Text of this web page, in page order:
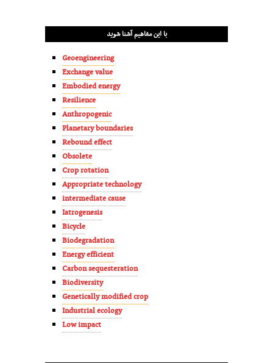
با این مفاهیم آشنا شوید
Geoengineering
Exchange value
Embodied energy
Resilience
Anthropogenic
Planetary boundaries
Rebound effect
Obsolete
Crop rotation
Appropriate technology
intermediate cause
Iatrogenesis
Bicycle
Biodegradation
Energy efficient
Carbon sequesteration
Biodiversity
Genetically modified crop
Industrial ecology
Low impact